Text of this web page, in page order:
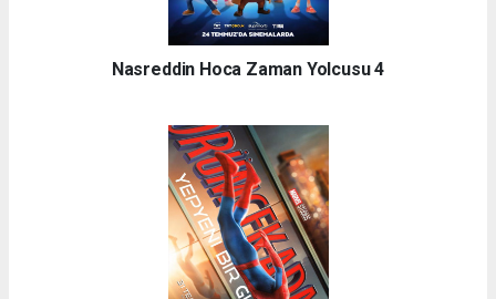
Nasreddin Hoca Zaman Yolcusu 4